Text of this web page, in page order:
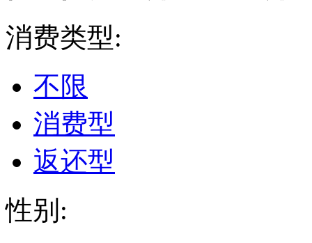
消费类型:
不限
消费型
返还型
性别: